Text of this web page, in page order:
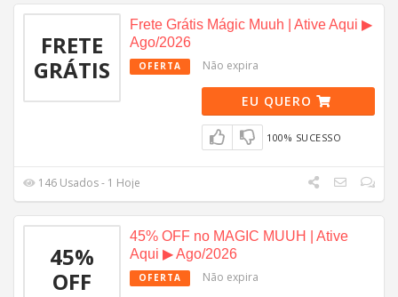
FRETE
GRÁTIS
Frete Grátis Mágic Muuh | Ative Aqui ▶︎
Ago/2026
OFERTA Não expira
EU QUERO
100% SUCESSO
146 Usados - 1 Hoje
45%
OFF
45% OFF no MAGIC MUUH | Ative
Aqui ▶︎ Ago/2026
OFERTA Não expira